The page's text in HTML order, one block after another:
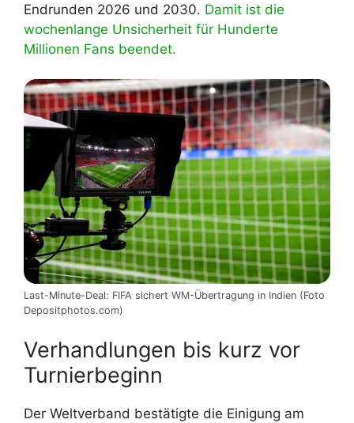
Endrunden 2026 und 2030. Damit ist die
wochenlange Unsicherheit für Hunderte
Millionen Fans beendet.
Last-Minute-Deal: FIFA sichert WM-Übertragung in Indien (Foto
Depositphotos.com)
Verhandlungen bis kurz vor
Turnierbeginn
Der Weltverband bestätigte die Einigung am